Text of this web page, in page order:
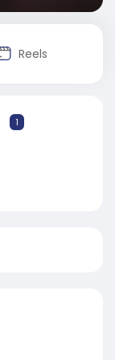
Reels
1